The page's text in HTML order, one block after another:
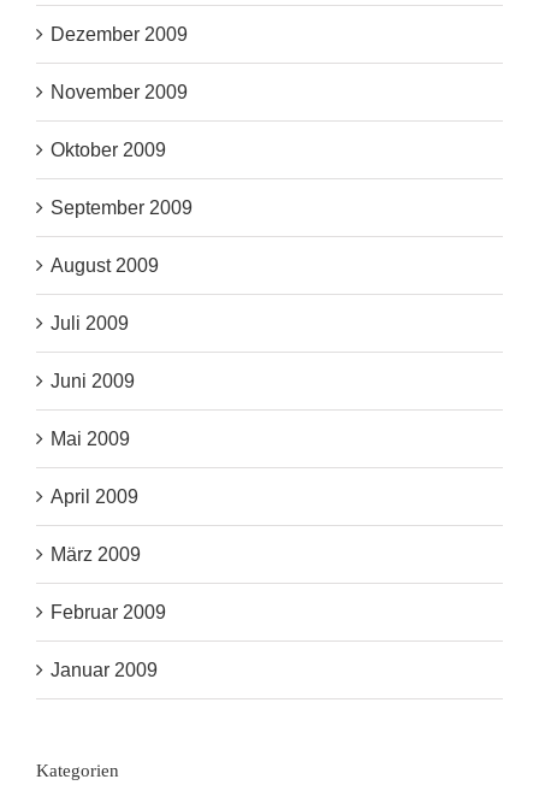
Dezember 2009
November 2009
Oktober 2009
September 2009
August 2009
Juli 2009
Juni 2009
Mai 2009
April 2009
März 2009
Februar 2009
Januar 2009
Kategorien